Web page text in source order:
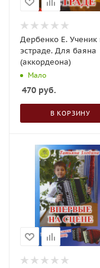
Дербенко Е. Ученик
эстраде. Для баяна
(аккордеона)
Мало
470 руб.
В КОРЗИНУ